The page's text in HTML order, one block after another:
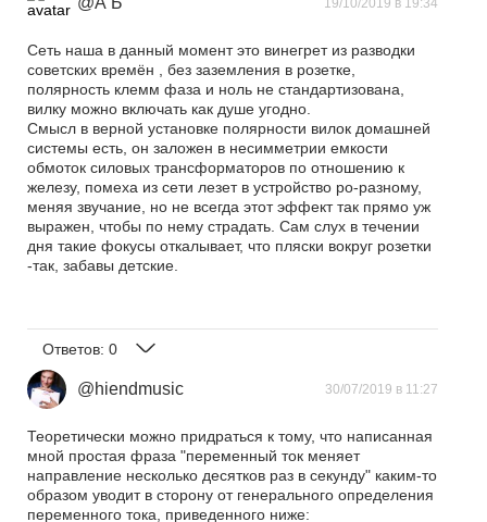
19/10/2019 в 19:34
Сеть наша в данный момент это винегрет из разводки
советских времён , без заземления в розетке,
полярность клемм фаза и ноль не стандартизована,
вилку можно включать как душе угодно.
Смысл в верной установке полярности вилок домашней
системы есть, он заложен в несимметрии емкости
обмоток силовых трансформаторов по отношению к
железу, помеха из сети лезет в устройство ро-разному,
меняя звучание, но не всегда этот эффект так прямо уж
выражен, чтобы по нему страдать. Сам слух в течении
дня такие фокусы откалывает, что пляски вокруг розетки
-так, забавы детские.
Ответов: 0
@hiendmusic 30/07/2019 в 11:27
Теоретически можно придраться к тому, что написанная
мной простая фраза "переменный ток меняет
направление несколько десятков раз в секунду" каким-то
образом уводит в сторону от генерального определения
переменного тока, приведенного ниже: